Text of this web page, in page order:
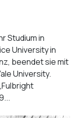
Studium in
University in
beendet sie mit
University.